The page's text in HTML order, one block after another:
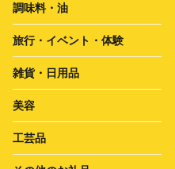
調味料・油
旅行・イベント・体験
雑貨・日用品
美容
工芸品